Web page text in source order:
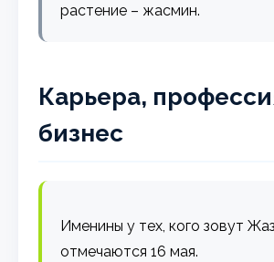
растение – жасмин.
Карьера,
бизнес
Именины у тех, кого зовут
отмечаются 16 мая.